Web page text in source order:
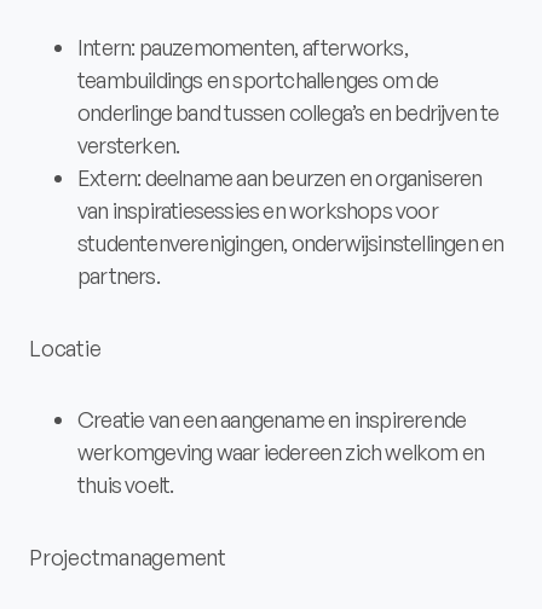
Intern: pauzemomenten, afterworks,
teambuildings en sportchallenges om de
onderlinge band tussen collega’s en bedrijven te
versterken.
Extern: deelname aan beurzen en organiseren
van inspiratiesessies en workshops voor
studentenverenigingen, onderwijsinstellingen en
partners.
Locatie
Creatie van een aangename en inspirerende
werkomgeving waar iedereen zich welkom en
thuis voelt.
Projectmanagement